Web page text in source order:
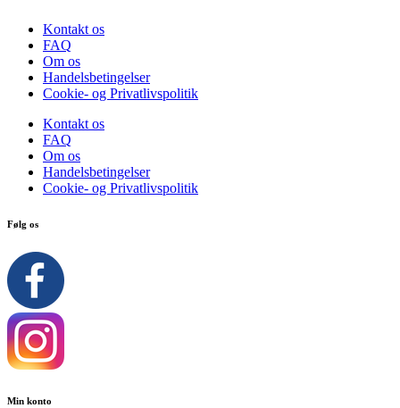
Kontakt os
FAQ
Om os
Handelsbetingelser
Cookie- og Privatlivspolitik
Kontakt os
FAQ
Om os
Handelsbetingelser
Cookie- og Privatlivspolitik
Følg os
Min konto